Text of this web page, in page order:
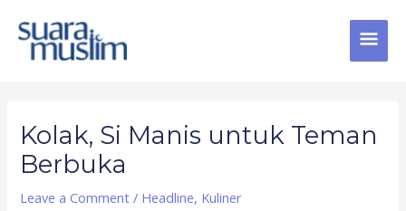
content
Kolak, Si Manis untuk Teman
Berbuka
Leave a Comment / Headline, Kuliner